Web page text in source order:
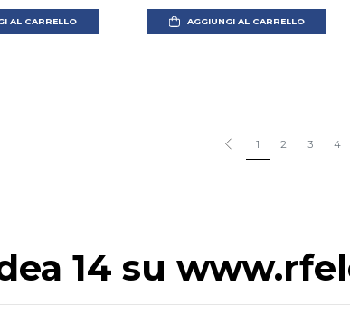
AL CARRELLO AGGIUNGI AL CARRELLO
1 2 3 4
14 su